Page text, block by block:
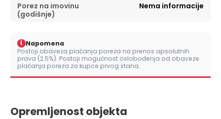
Porez na imovinu
(godišnje)
Nema informacije
i Napomena
Postoji obaveza plaćanja poreza na prenos apsolutnih
prava (2.5%). Postoji mogućnost oslobođenja od obaveze
plaćanja poreza za kupce prvog stana.
Opremljenost objekta